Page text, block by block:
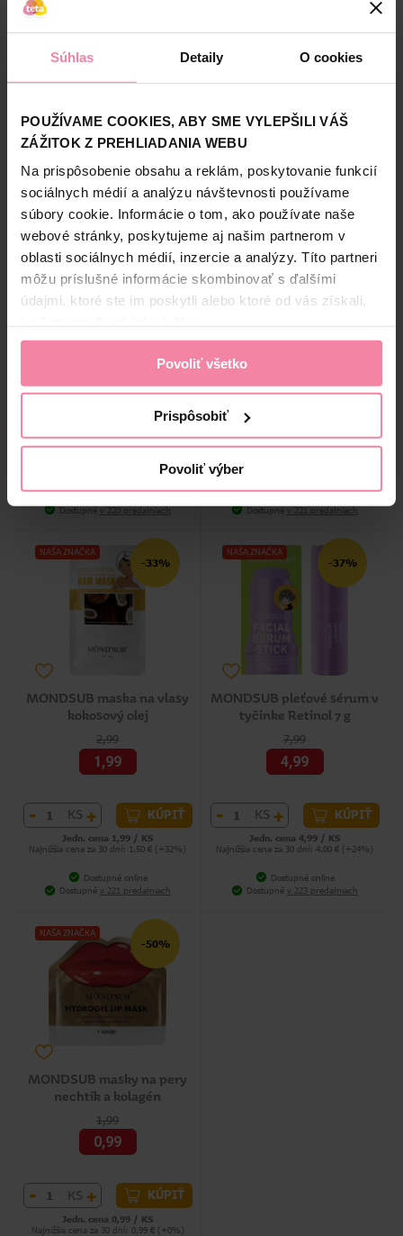
Súhlas Detaily O cookies
POUŽÍVAME COOKIES, ABY SME VYLEPŠILI VÁŠ
ZÁŽITOK Z PREHLIADANIA WEBU
Na prispôsobenie obsahu a reklám, poskytovanie funkcií
sociálnych médií a analýzu návštevnosti používame
súbory cookie. Informácie o tom, ako používate naše
webové stránky, poskytujeme aj našim partnerom v
oblasti sociálnych médií, inzercie a analýzy. Títo partneri
môžu príslušné informácie skombinovať s ďalšími
údajmi, ktoré ste im poskytli alebo ktoré od vás získali,
Povoliť všetko
Prispôsobiť
Povoliť výber
KS + KÚPIŤ
Dostupné online
Dostupnév 222 predajniach
- KÚPIŤ
Dostupné online
Dostupné v 219 predajniach
NAŠA ZNAČKA
- KS + KÚPIŤ
Najnižšia cena za 30 dní: 1,50 € (+32%)
Dostupnév 220 predajniach
NAŠA ZNAČKA
- KS + KÚPIŤ
Najnižšia cena za 30 dní: 1,50 € (+32%)
Dostupnév 221 predajniach
NAŠA ZNAČKA
-33%
MONDSUB maska na vlasy
kokosový olej
2,99
1,99
- KS + KÚPIŤ
Jedn. cena 1,99 / KS
Najnižšia cena za 30 dní: 1,50 € (+32%)
Dostupné online
Dostupné v 221 predajniach
NAŠA ZNAČKA
-37%
MONDSUB pleťové sérum v
tyčinke Retinol 7 g
7,99
4,99
- KS + KÚPIŤ
Jedn. cena 4,99 / KS
Najnižšia cena za 30 dní: 4,00 € (+24%)
Dostupné online
Dostupné v 223 predajniach
NAŠA ZNAČKA
-50%
MONDSUB masky na pery
nechtík a kolagén
1,99
0,99
- KS + KÚPIŤ
Jedn. cena 0,99 / KS
Najnižšia cena za 30 dní: 0,99 € (+0%)